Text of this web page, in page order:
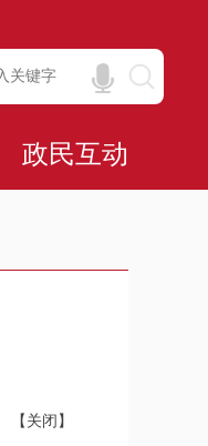
政民互动
【关闭】